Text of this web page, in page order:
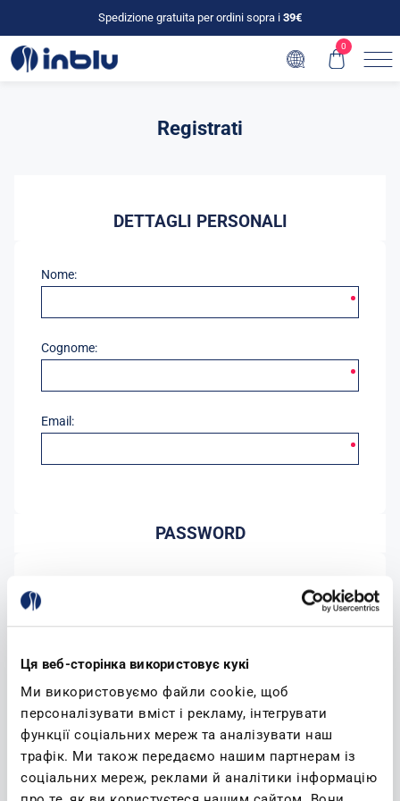
Ця веб-сторінка використовує кукі
Ми використовуємо файли cookie, щоб
персоналізувати вміст і рекламу, інтегрувати
функції соціальних мереж та аналізувати наш
трафік. Ми також передаємо нашим партнерам із
соціальних мереж, реклами й аналітики інформацію
Spedizione gratuita per ordini sopra i 39€
0
Registrati
DETTAGLI PERSONALI
Nome:
Cognome:
Email:
PASSWORD
Conferma password:
Accetto l'informativa sulla privacy